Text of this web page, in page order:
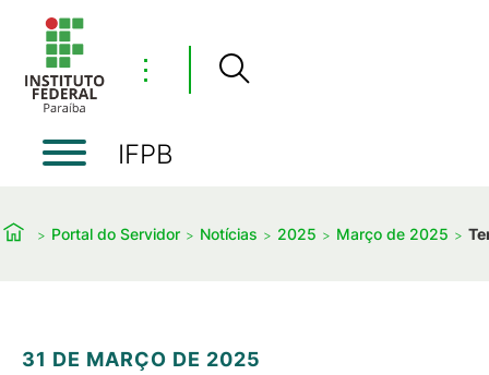
⋮
IFPB
Portal do Servidor Notícias 2025 Março de 2025
31 DE MARÇO DE 2025